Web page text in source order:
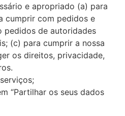
e apropriado (a) para
cumprir com pedidos e
pedidos de autoridades
(c) para cumprir a nossa
os direitos, privacidade,
“Partilhar os seus dados